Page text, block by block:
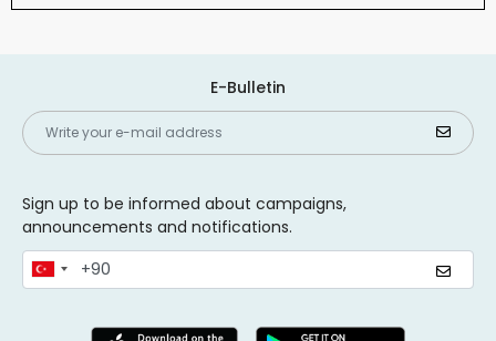
E-Bulletin
Sign up to be informed about campaigns,
announcements and notifications.